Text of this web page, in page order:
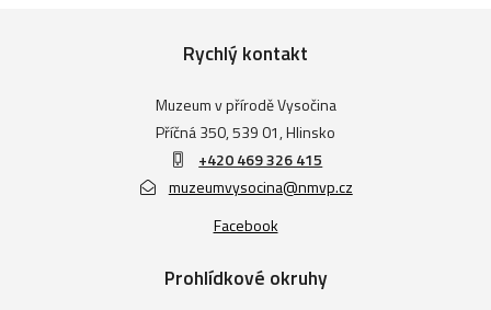
Rychlý kontakt
Muzeum v přírodě Vysočina
Příčná 350, 539 01, Hlinsko
+420 469 326 415
muzeumvysocina@nmvp.cz
Facebook
Prohlídkové okruhy